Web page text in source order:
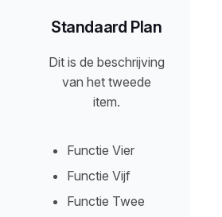
Standaard Plan
Dit is de beschrijving
van het tweede
item.
Functie Vier
Functie Vijf
Functie Twee